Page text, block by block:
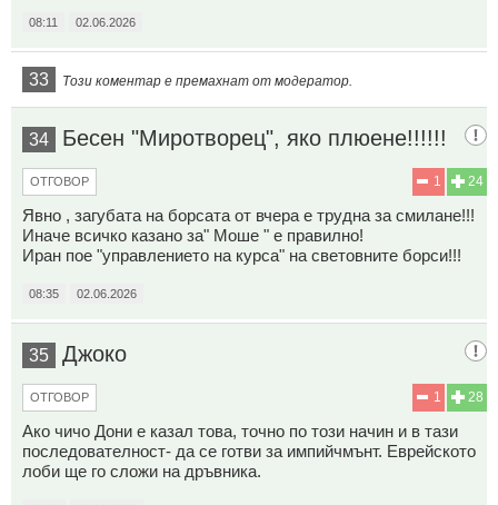
08:11 02.06.2026
33 Този коментар е премахнат от модератор.
34 Бесен "Миротворец", яко плюене!!!!!!
24
1
ОТГОВОР
Явно , загубата на борсата от вчера е трудна за смилане!!!
Иначе всичко казано за" Моше " е правилно!
Иран пое "управлението на курса" на световните борси!!!
08:35 02.06.2026
35 Джоко
28
1
ОТГОВОР
Ако чичо Дони е казал това, точно по този начин и в тази
последователност- да се готви за импийчмънт. Еврейското
лоби ще го сложи на дръвника.